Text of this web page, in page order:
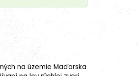
na územie Maďarska